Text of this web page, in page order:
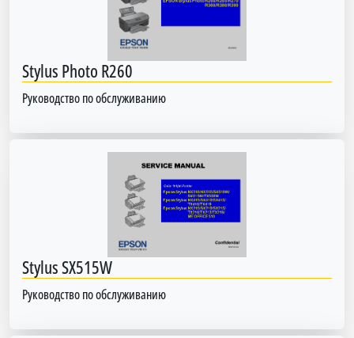
Stylus Photo R260
Руководство по обслуживанию
Stylus SX515W
Руководство по обслуживанию